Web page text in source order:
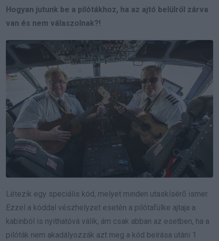
Hogyan jutunk be a pilótákhoz, ha az ajtó belülről zárva
van és nem válaszolnak?!
Létezik egy speciális kód, melyet minden utaskísérő ismer.
Ezzel a kóddal vészhelyzet esetén a pilótafülke ajtaja a
kabinból is nyithatóvá válik, ám csak abban az esetben, ha a
pilóták nem akadályozzák azt meg a kód beírása utáni 1